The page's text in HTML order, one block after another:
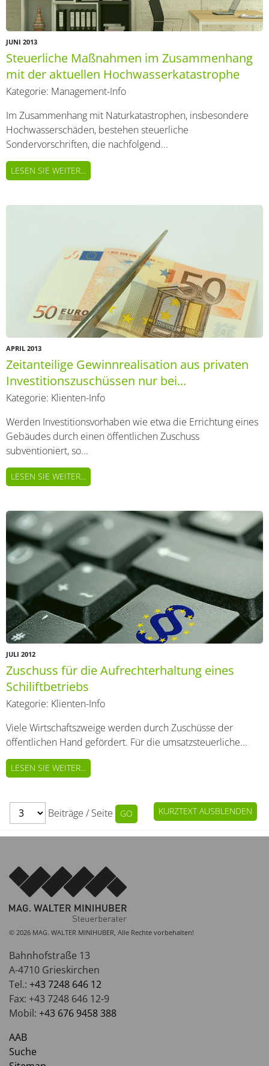
JUNI 2013
Steuerliche Maßnahmen im Zusammenhang
mit der aktuellen Hochwasserkatastrophe
Kategorie: Management-Info
Im Zusammenhang mit Naturkatastrophen, insbesondere
Hochwasserschäden, bestehen steuerliche
Sondervorschriften, die nachfolgend...
LESEN SIE WEITER...
APRIL 2013
Zeitanteilige Gewinnrealisation aus privaten
Investitionszuschüssen nur bei...
Kategorie: Klienten-Info
Werden Investitionsvorhaben wie etwa die Errichtung eines
Gebäudes durch einen öffentlichen Zuschuss
subventioniert, so...
LESEN SIE WEITER...
JULI 2012
Zuschuss für die Aufrechterhaltung eines
Schiliftbetriebs
Kategorie: Klienten-Info
Viele Wirtschaftszweige werden durch Zuschüsse der
öffentlichen Hand gefördert. Für die umsatzsteuerliche...
LESEN SIE WEITER...
Beiträge / Seite KURZTEXT AUSBLENDEN
© 2026 MAG. WALTER MINIHUBER, Alle Rechte vorbehalten!
Bahnhofstraße 13
A-4710 Grieskirchen
Tel.: +43 7248 646 12
Fax: +43 7248 646 12-9
Mobil: +43 676 9458 388
AAB
Suche